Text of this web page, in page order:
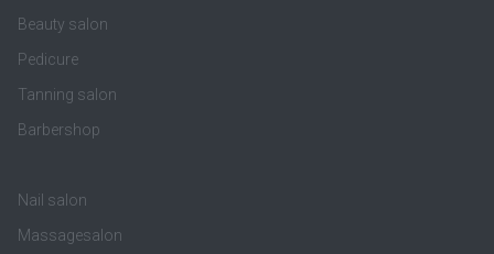
Beauty salon
Pedicure
Tanning salon
Barbershop
Nail salon
Massagesalon